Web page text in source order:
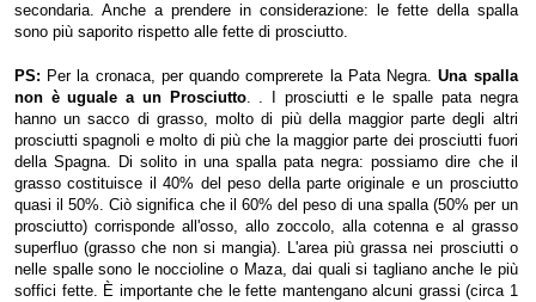
secondaria. Anche a prendere in considerazione: le fette della spalla
sono più saporito rispetto alle fette di prosciutto.
PS: Per la cronaca, per quando comprerete la Pata Negra.Una spalla
non è uguale a un Prosciutto. . I prosciutti e le spalle pata negra
hanno un sacco di grasso, molto di più della maggior parte degli altri
prosciutti spagnoli e molto di più che la maggior parte dei prosciutti fuori
della Spagna. Di solito in una spalla pata negra: possiamo dire che il
grasso costituisce il 40% del peso della parte originale e un prosciutto
quasi il 50%. Ciò significa che il 60% del peso di una spalla (50% per un
prosciutto) corrisponde all'osso, allo zoccolo, alla cotenna e al grasso
superfluo (grasso che non si mangia). L'area più grassa nei prosciutti o
nelle spalle sono le noccioline o Maza, dai quali si tagliano anche le più
soffici fette. È importante che le fette mantengano alcuni grassi (circa 1